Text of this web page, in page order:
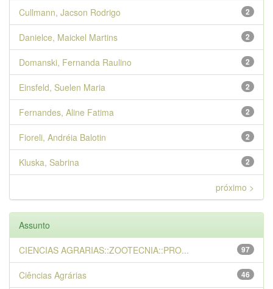
2
Cullmann, Jacson Rodrigo
2
Danielce, Maickel Martins
2
Domanski, Fernanda Raulino
2
Einsfeld, Suelen Maria
2
Fernandes, Aline Fatima
2
Fioreli, Andréia Balotin
2
Kluska, Sabrina
próximo >
Assunto
97
CIENCIAS AGRARIAS::ZOOTECNIA::PRO...
46
Ciências Agrárias